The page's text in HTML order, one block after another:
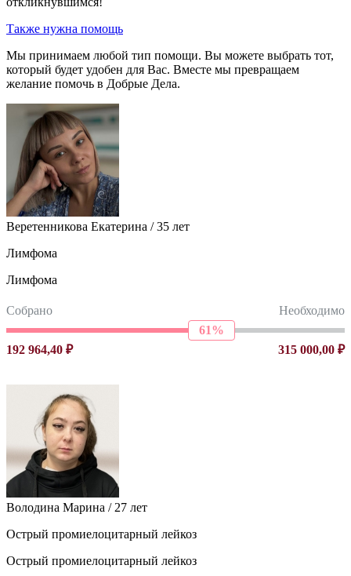
Также нужна помощь
Мы принимаем любой тип помощи. Вы можете выбрать тот,
который будет удобен для Вас. Вместе мы превращаем
желание помочь в Добрые Дела.
Веретенникова Екатерина / 35 лет
Лимфома
Лимфома
Собрано
Необходимо
61%
192 964,40 ₽
315 000,00 ₽
Володина Марина / 27 лет
Острый промиелоцитарный лейкоз
Острый промиелоцитарный лейкоз